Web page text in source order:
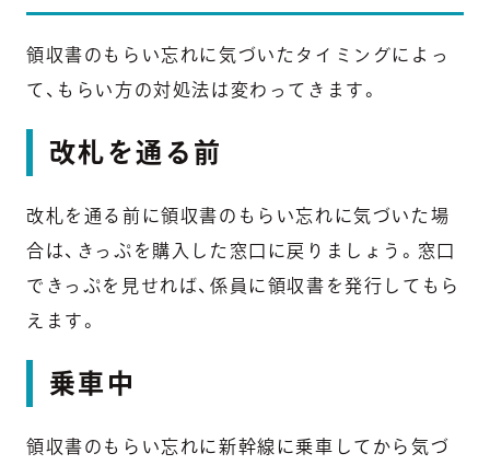
領収書のもらい忘れに気づいたタイミングによっ
て、もらい方の対処法は変わってきます。
改札を通る前
改札を通る前に領収書のもらい忘れに気づいた場
合は、きっぷを購入した窓口に戻りましょう。窓口
できっぷを見せれば、係員に領収書を発行してもら
えます。
乗車中
領収書のもらい忘れに新幹線に乗車してから気づ